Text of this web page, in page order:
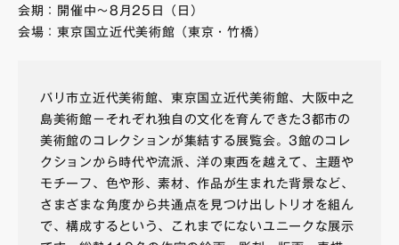
会期：開催中～8月25日（日）
会場：東京国立近代美術館（東京・竹橋）
パリ市立近代美術館、東京国立近代美術館、大阪中之
島美術館－それぞれ独自の文化を育んできた3都市の
美術館のコレクションが集結する展覧会。3館のコレ
クションから時代や流派、洋の東西を越えて、主題や
モチーフ、色や形、素材、作品が生まれた背景など、
さまざまな角度から共通点を見つけ出しトリオを組ん
で、構成するという、これまでにないユニークな展示